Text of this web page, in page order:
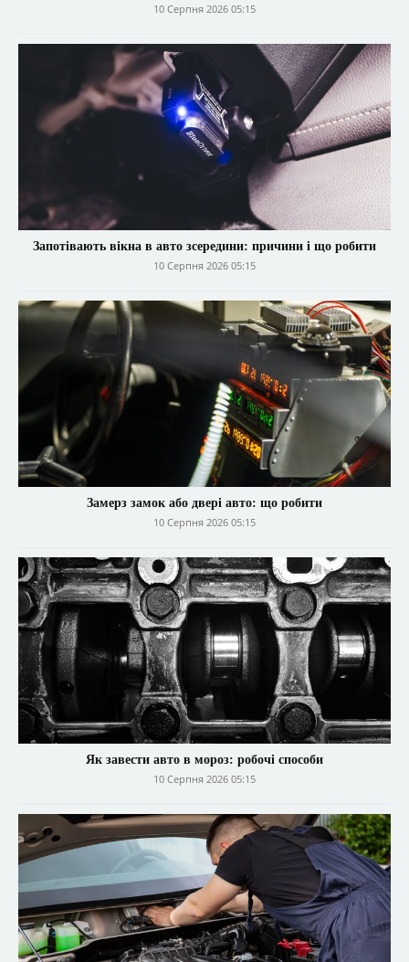
10 Серпня 2026 05:15
Запотівають вікна в авто зсередини: причини і що робити
10 Серпня 2026 05:15
Замерз замок або двері авто: що робити
10 Серпня 2026 05:15
Як завести авто в мороз: робочі способи
10 Серпня 2026 05:15